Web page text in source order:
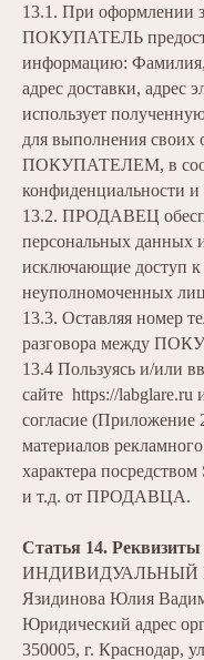
13.1. При оформлении
ПОКУПАТЕЛЬ
информацию: Фамилия,
адрес доставки,
использует
для выполнения своих
ПОКУПАТЕЛЕМ, в
конфиденциальности
13.2. ПРОДАВЕЦ
персональных данных
исключающие доступ
неуполномоченных
13.3. Оставляя номер
разговора между
13.4 Пользуясь и/или
сайте https://labglare.ru
согласие (Приложение
материалов
характера
и т.д. от ПРОДАВЦА.
Статья 14. Реквизиты
ИНДИВИДУАЛЬНЫЙ
Язидинова Юлия
Юридический адрес
350005, г. Краснодар,